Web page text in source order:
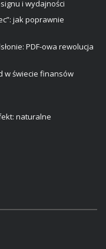
i wydajności
jak poprawnie
PDF-owa rewolucja
w świecie finansów
naturalne